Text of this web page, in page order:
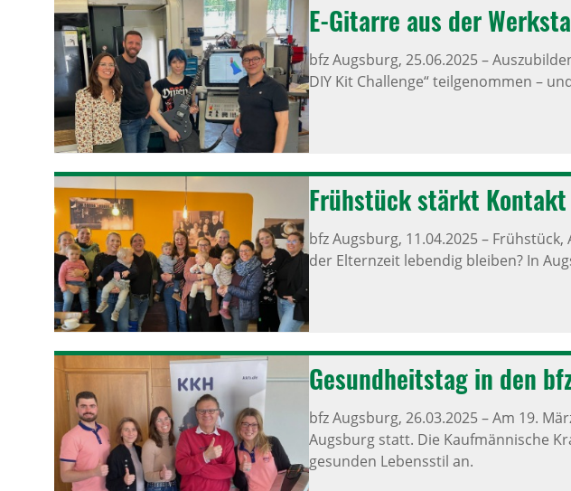
E-Gitarre aus der
bfz Augsburg, 25.06.2025–
DIY Kit Challenge“ teilgenommen –
Früh­stück stärkt
bfz Augsburg, 11.04.2025–Frühstück,
der Elternzeit lebendig bleiben? In
Gesund­heitstag in den
bfz Augsburg, 26.03.2025–Am 19.
Augsburg statt. Die Kaufmännische
gesunden Lebensstil an.